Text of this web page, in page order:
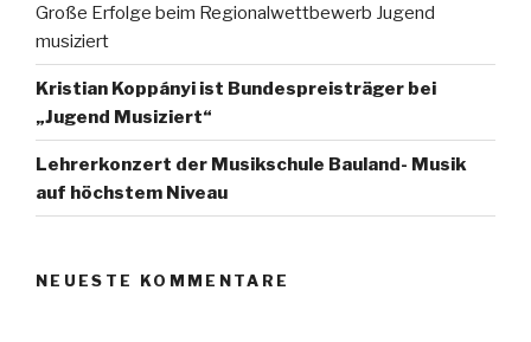
Große Erfolge beim Regionalwettbewerb Jugend
musiziert
Kristian Koppányi ist Bundespreisträger bei
„Jugend Musiziert“
Lehrerkonzert der Musikschule Bauland- Musik
auf höchstem Niveau
NEUESTE KOMMENTARE